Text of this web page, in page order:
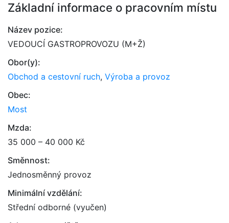
Základní informace o pracovním místu
Název pozice:
VEDOUCÍ GASTROPROVOZU (M+Ž)
Obor(y):
Obchod a cestovní ruch, Výroba a provoz
Obec:
Most
Mzda:
35 000 – 40 000 Kč
Směnnost:
Jednosměnný provoz
Minimální vzdělání:
Střední odborné (vyučen)